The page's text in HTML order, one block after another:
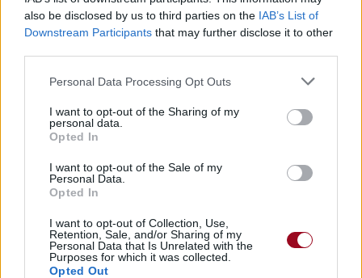
also be disclosed by us to third parties on the IAB’s List of
Downstream Participants that may further disclose it to other
Personal Data Processing Opt Outs
I want to opt-out of the Sharing of my
personal data.
Opted In
I want to opt-out of the Sale of my
Personal Data.
Opted In
I want to opt-out of Collection, Use,
Retention, Sale, and/or Sharing of my
Personal Data that Is Unrelated with the
Purposes for which it was collected.
Opted Out